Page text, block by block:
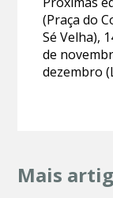
(Praça do
Sé Velha),
de
dezembro
Mais